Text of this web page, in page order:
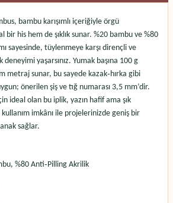
bambu karışımlı içeriğiyle örgü
his hem de şıklık sunar. %20 bambu ve %80
sayesinde, tüylenmeye karşı dirençli ve
yaşarsınız. Yumak başına 100 g
metraj sunar, bu sayede kazak‑hırka gibi
önerilen şiş ve tığ numarası 3,5 mm’dir.
ideal olan bu iplik, yazın hafif ama şık
kullanım imkânı ile projelerinizde geniş bir
sağlar.
%80 Anti‑Pilling Akrilik